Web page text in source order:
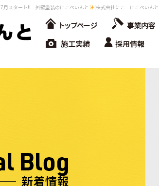
7月スタート!! 外壁塗装のにこぺいんと |株式会社にこ にこぺいんと